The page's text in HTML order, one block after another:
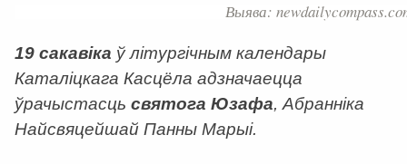
Выява:
19 сакавіка ў літургічным календары
Каталіцкага Касцёла адзначаецца
ўрачыстасць святога Юзафа, Абранніка
Найсвяцейшай Панны Марыі.